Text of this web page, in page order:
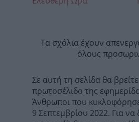
Τα σχόλια έχουν
όλους
Σε αυτή τη σελίδα θα
πρωτοσέλιδο της
Άνθρωποι που
9 Σεπτεμβρίου 2022. Για να